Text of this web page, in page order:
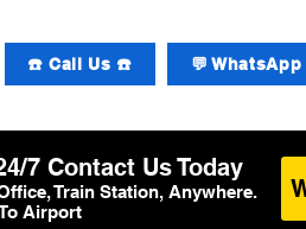
☎️ Call Us ☎️ 💬 WhatsApp
7 Contact Us Today
Train Station, Anywhere.
Airport